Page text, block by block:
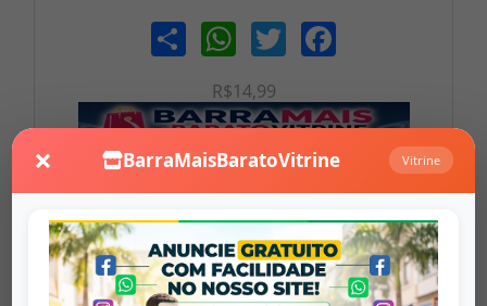
× BarraMaisBaratoVitrine Vitrine
Share WhatsAppTwitter Facebook
R$14,99